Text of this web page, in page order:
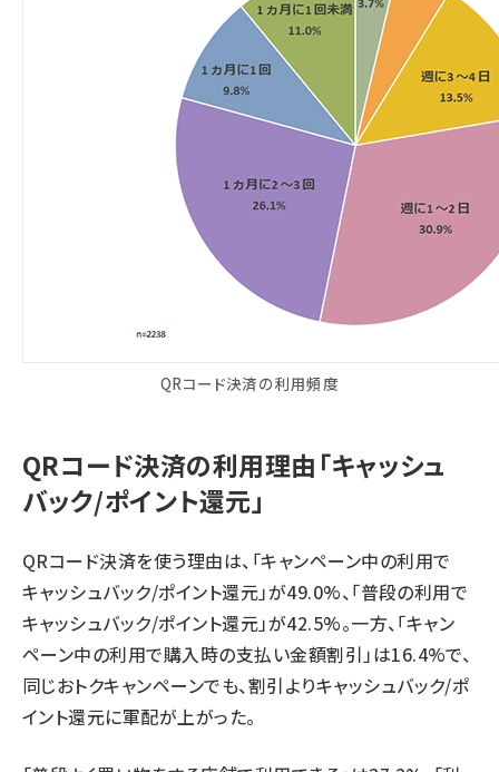
QRコード決済の利用頻度
QRコード決済の利用理由「キャッシュ
バック/ポイント還元」
QRコード決済を使う理由は、「キャンペーン中の利用で
キャッシュバック/ポイント還元」が49.0%、「普段の利用で
キャッシュバック/ポイント還元」が42.5%。一方、「キャン
ペーン中の利用で購入時の支払い金額割引」は16.4%で、
同じおトクキャンペーンでも、割引よりキャッシュバック/ポ
イント還元に軍配が上がった。